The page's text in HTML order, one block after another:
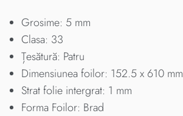
Grosime: 5 mm
Clasa: 33
Țesătură: Patru
Dimensiunea foilor: 152.5 x 610 mm
Strat folie intergrat: 1 mm
Forma Foilor: Brad